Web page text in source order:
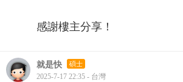
感謝樓主分享！
就是快 碩士
2025-7-17 22:35 - 台灣